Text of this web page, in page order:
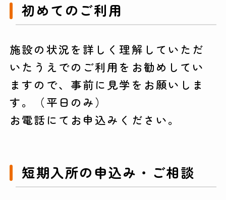
初めてのご利用
施設の状況を詳しく理解していただ
いたうえでのご利用をお勧めしてい
ますので、事前に見学をお願いしま
す。（平日のみ）
お電話にてお申込みください。
短期入所の申込み・ご相談